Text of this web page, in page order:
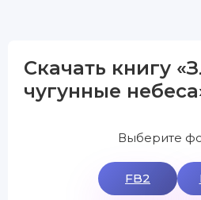
Скачать книгу
чугунные
Выберите
FB2